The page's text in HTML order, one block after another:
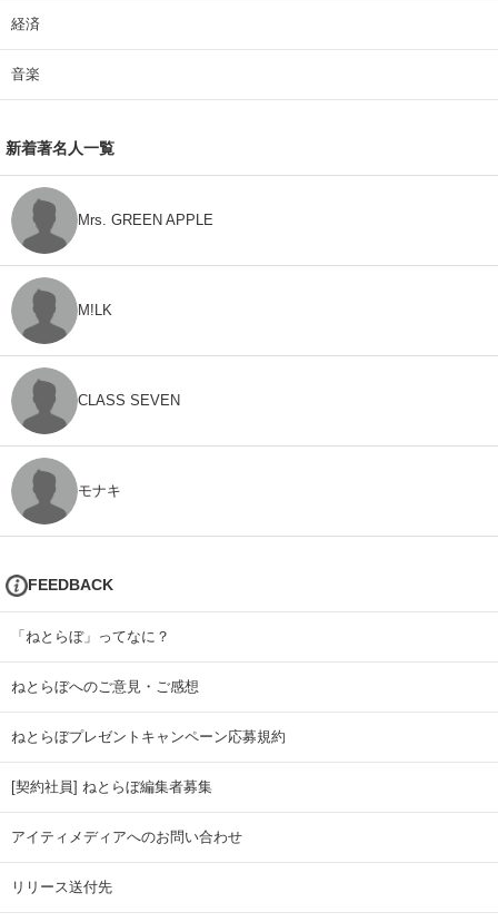
経済
音楽
新着著名人一覧
Mrs. GREEN APPLE
M!LK
CLASS SEVEN
モナキ
FEEDBACK
「ねとらぼ」ってなに？
ねとらぼへのご意見・ご感想
ねとらぼプレゼントキャンペーン応募規約
[契約社員] ねとらぼ編集者募集
アイティメディアへのお問い合わせ
リリース送付先